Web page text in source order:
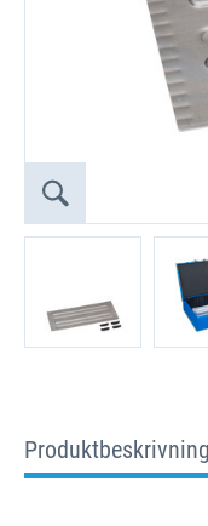
current
tab:
Produktbeskrivning